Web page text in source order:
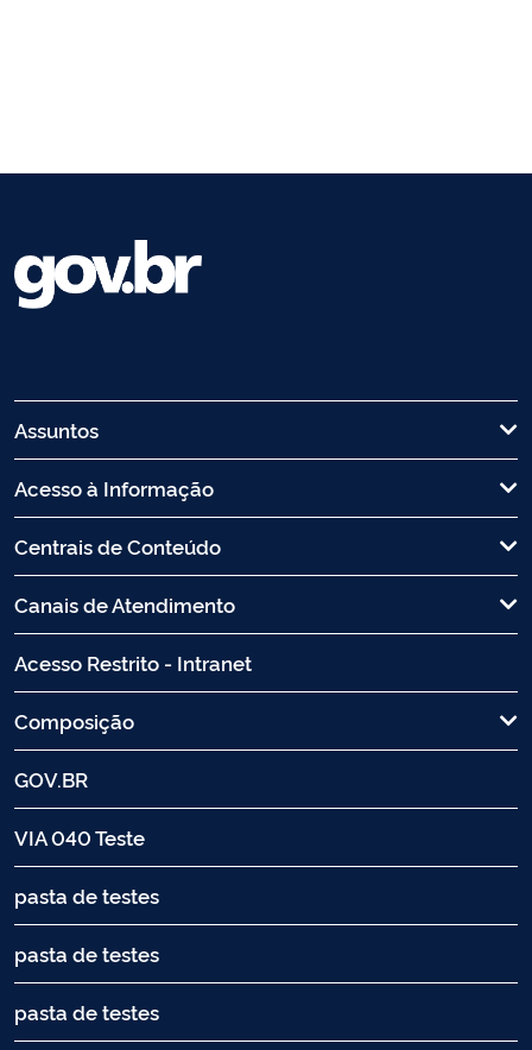
Assuntos
Acesso à Informação
Centrais de Conteúdo
Canais de Atendimento
Acesso Restrito - Intranet
Composição
GOV.BR
VIA 040 Teste
pasta de testes
pasta de testes
pasta de testes